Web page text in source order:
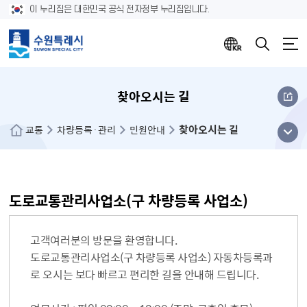
이 누리집은 대한민국 공식 전자정부 누리집입니다.
찾아오시는 길
교통 차량등록·관리 민원안내 찾아오시는 길
메뉴
열기
도로교통관리사업소(구 차량등록 사업소)
고객여러분의 방문을 환영합니다.
도로교통관리사업소(구 차량등록 사업소) 자동차등록과
로 오시는 보다 빠르고 편리한 길을 안내해 드립니다.